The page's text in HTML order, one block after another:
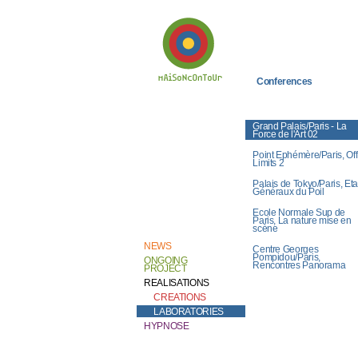
NEWS
ONGOING
PROJECT
REALISATIONS
CREATIONS
LABORATORIES
HYPNOSE
Conferences
Grand Palais/Paris - La
Force de l'Art 02
Point Ephémère/Paris, Off
Limits 2
Palais de Tokyo/Paris,
Généraux du Poil
Ecole Normale Sup de
Paris, La nature mise en
scène
Centre Georges
Pompidou/Paris,
Rencontres Panorama